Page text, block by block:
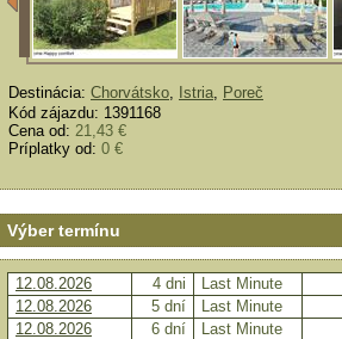
Destinácia: Chorvátsko, Istria, Poreč
Kód zájazdu: 1391168
Cena od: 21,43 €
Príplatky od: 0 €
Výber termínu
12.08.2026 4 dni Last Minute
12.08.2026
5 dní Last Minute
12.08.2026
6 dní Last Minute